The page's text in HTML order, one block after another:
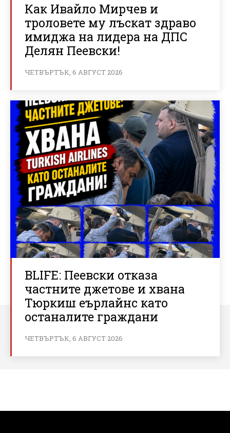
Как Ивайло Мирчев и
троловете му лъскат здраво
имиджа на лидера на ДПС
Делян Пеевски!
ЧЕТВЪРТЪК, 6 АВГУСТ 2026
BLIFE: Пеевски отказа
частните джетове и хвана
Тюркиш еърлайнс като
останалите граждани
ЧЕТВЪРТЪК, 6 АВГУСТ 2026